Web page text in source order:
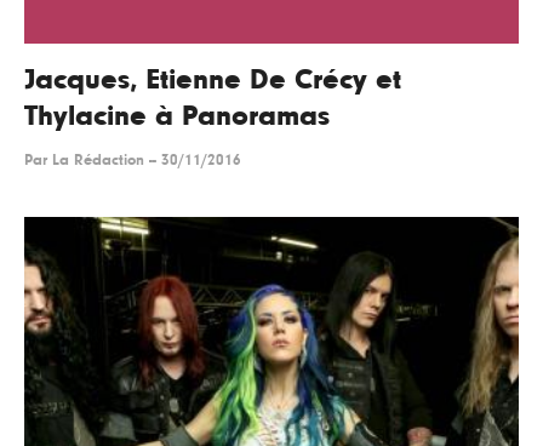
Jacques, Etienne De Crécy et
Thylacine à Panoramas
Par La Rédaction -- 30/11/2016